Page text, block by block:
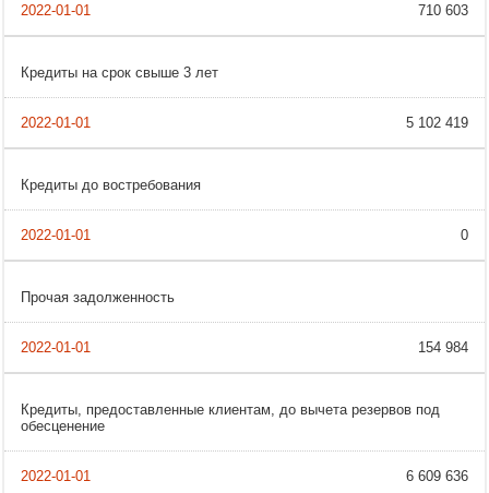
710 603
Кредиты на срок свыше 3 лет
5 102 419
Кредиты до востребования
0
Прочая задолженность
154 984
Кредиты, предоставленные клиентам, до вычета резервов под
обесценение
6 609 636